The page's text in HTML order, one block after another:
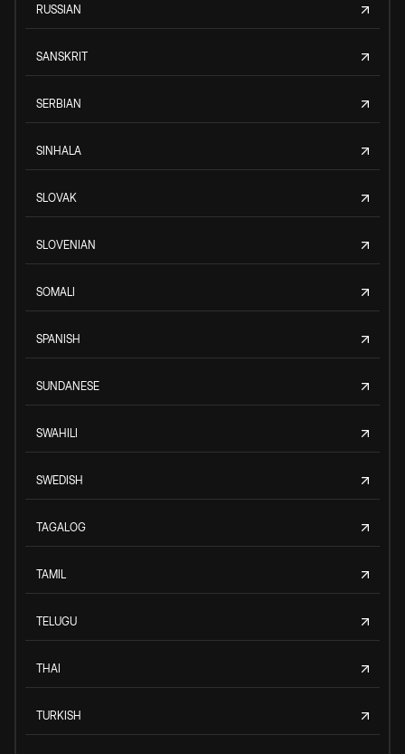
RUSSIAN
SANSKRIT
SERBIAN
SINHALA
SLOVAK
SLOVENIAN
SOMALI
SPANISH
SUNDANESE
SWAHILI
SWEDISH
TAGALOG
TAMIL
TELUGU
THAI
TURKISH